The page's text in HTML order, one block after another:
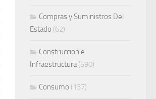
Compras y Suministros Del
Estado (62)
Construccion e
Infraestructura(590)
Consumo (137)